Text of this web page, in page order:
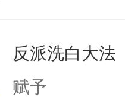
惜被人暗害，
绝。主神知晓
反派洗白大法
赋予